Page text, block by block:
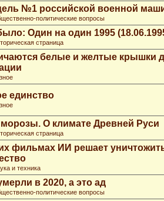
№1 российской военной
политические вопросы
Один на один 1995
страница
белые и желтые крышки
единство
морозы. О климате Древней Руси
страница
фильмах ИИ решает
и техника
в 2020, а это ад
политические вопросы